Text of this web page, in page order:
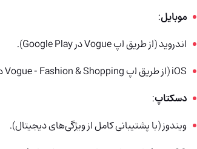
موبایل:
اندروید (از طریق اپ Vogue در Google Play).
iOS (از طریق اپ Vogue - Fashion & Shopping در App Store).
دسکتاپ:
ویندوز (با پشتیبانی کامل از ویژگی‌های دیجیتال).